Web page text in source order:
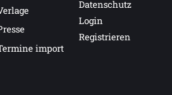
import
Datenschutz
Login
Registrieren